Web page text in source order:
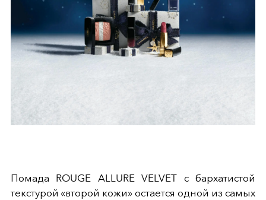
Помада ROUGE ALLURE VELVET с бархатистой
текстурой «второй кожи» остается одной из самых